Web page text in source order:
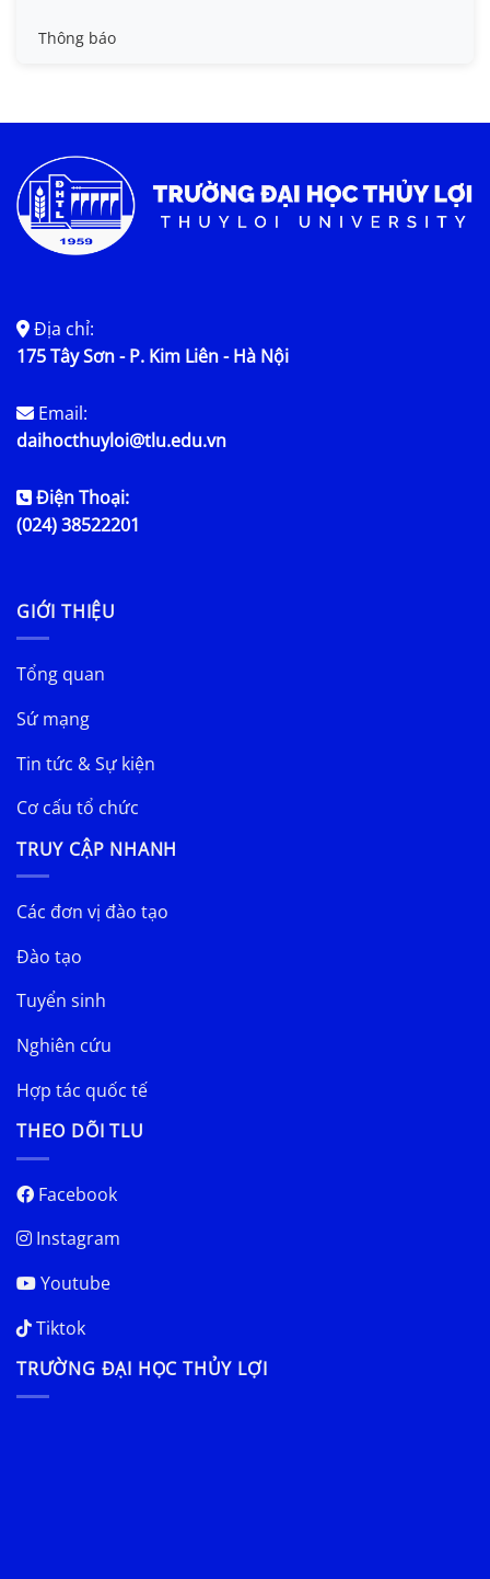
Tin đào tạo
Tin tức chung
Thông báo
Địa chỉ:
175 Tây Sơn - P. Kim Liên - Hà Nội
Email:
daihocthuyloi@tlu.edu.vn
Điện Thoại:
(024) 38522201
GIỚI THIỆU
Tổng quan
Sứ mạng
Tin tức & Sự kiện
Cơ cấu tổ chức
TRUY CẬP NHANH
Các đơn vị đào tạo
Đào tạo
Tuyển sinh
Nghiên cứu
Hợp tác quốc tế
THEO DÕI TLU
Facebook
Instagram
Youtube
Tiktok
TRƯỜNG ĐẠI HỌC THỦY LỢI